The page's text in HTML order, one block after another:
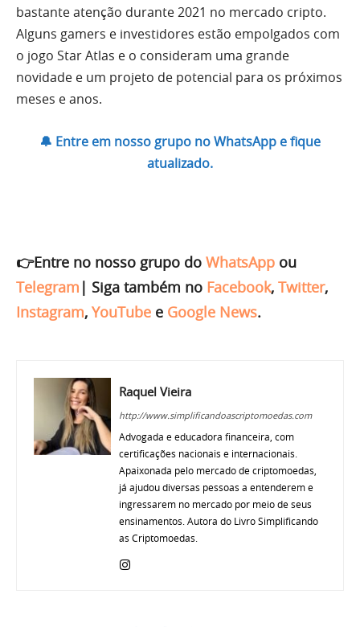
bastante atenção durante 2021 no mercado cripto.
Alguns gamers e investidores estão empolgados com
o jogo Star Atlas e o consideram uma grande
novidade e um projeto de potencial para os próximos
meses e anos.
🔔 Entre em nosso grupo no WhatsApp e fique
atualizado.
👉Entre no nosso grupo do WhatsApp ou
Telegram | Siga também no Facebook, Twitter,
Instagram, YouTube e Google News.
Raquel Vieira
http://www.simplificandoascriptomoedas.com
Advogada e educadora financeira, com
certificações nacionais e internacionais.
Apaixonada pelo mercado de criptomoedas,
já ajudou diversas pessoas a entenderem e
ingressarem no mercado por meio de seus
ensinamentos. Autora do Livro Simplificando
as Criptomoedas.